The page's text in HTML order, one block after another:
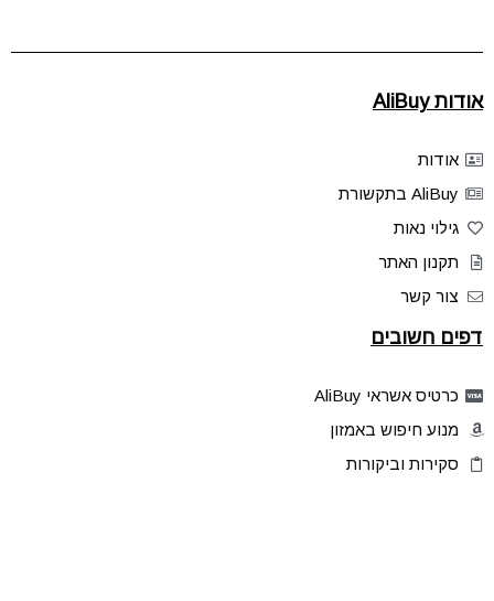
אודות AliBuy
אודות
AliBuy בתקשורת
גילוי נאות
תקנון האתר
צור קשר
דפים חשובים
כרטיס אשראי AliBuy
מנוע חיפוש באמזון
סקירות וביקורות